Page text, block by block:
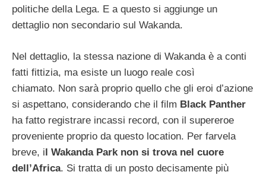
politiche della Lega. E a questo si aggiunge un
dettaglio non secondario sul Wakanda.
Nel dettaglio, la stessa nazione di Wakanda è a conti
fatti fittizia, ma esiste un luogo reale così
chiamato. Non sarà proprio quello che gli eroi d’azione
si aspettano, considerando che il film Black Panther
ha fatto registrare incassi record, con il supereroe
proveniente proprio da questo location. Per farvela
breve, il Wakanda Park non si trova nel cuore
dell’Africa. Si tratta di un posto decisamente più